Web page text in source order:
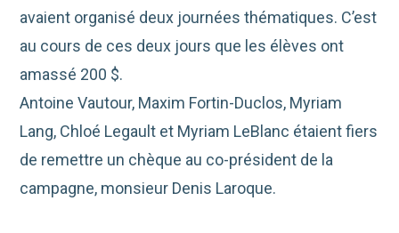
avaient organisé deux journées thématiques. C’est
au cours de ces deux jours que les élèves ont
amassé 200 $.
Antoine Vautour, Maxim Fortin-Duclos, Myriam
Lang, Chloé Legault et Myriam LeBlanc étaient fiers
de remettre un chèque au co-président de la
campagne, monsieur Denis Laroque.